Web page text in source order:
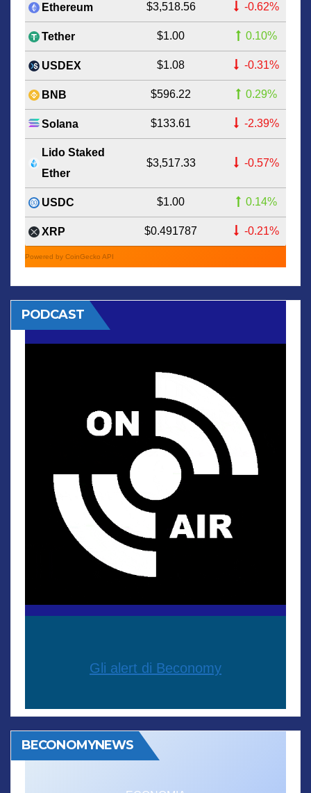
Ethereum $3,518.56 -0.62%
Tether $1.00 0.10%
USDEX $1.08 -0.31%
BNB $596.22 0.29%
Solana $133.61 -2.39%
Lido Staked
Ether
$3,517.33 -0.57%
USDC $1.00 0.14%
XRP $0.491787 -0.21%
Powered by CoinGecko API
PODCAST
Gli alert di Beconomy
BECONOMYNEWS